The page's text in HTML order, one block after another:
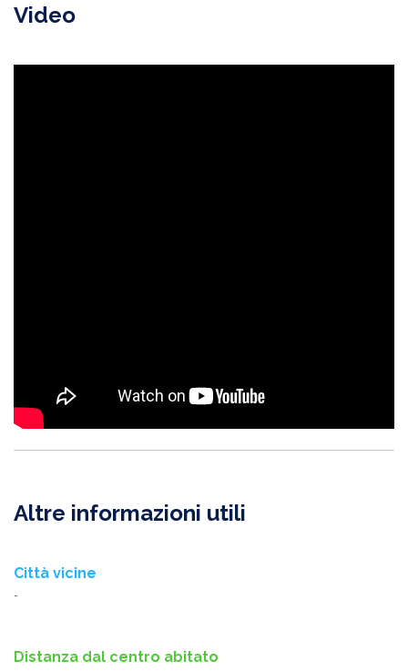
Video
Altre informazioni utili
Città vicine
-
Distanza dal centro abitato